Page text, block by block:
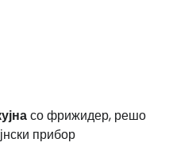
со фрижидер, решо
прибор